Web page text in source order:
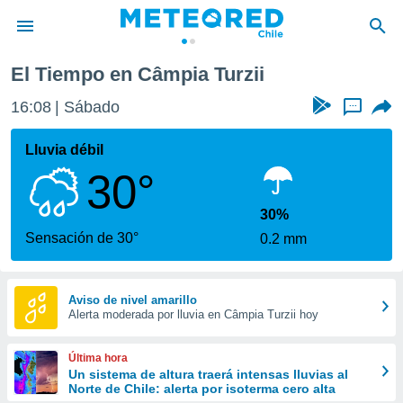
de
por
se
calidad.
a este
las
y
forma
digital
basada
El Tiempo en Câmpia Turzii
16:08 Sábado ...
Lluvia débil
30°
Sensación de 30°
30%
0.2 mm
Aviso de nivel amarillo
Alerta moderada por lluvia en Câmpia Turzii hoy
Última hora
Un sistema de altura traerá intensas lluvias al
Norte de Chile: alerta por isoterma cero alta